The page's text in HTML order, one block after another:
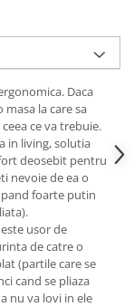
Daca
la care sa
ce va trebuie.
in living, solutia
deosebit pentru
nevoie de ea o
foarte putin
usor de
de catre o
(partile care se
cand se pliaza
nu va lovi in ele